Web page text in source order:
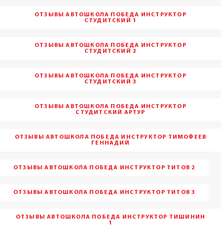
ОТЗЫВЫ АВТОШКОЛА ПОБЕДА ИНСТРУКТОР
СТУДИТСКИЙ 1
ОТЗЫВЫ АВТОШКОЛА ПОБЕДА ИНСТРУКТОР
СТУДИТСКИЙ 2
ОТЗЫВЫ АВТОШКОЛА ПОБЕДА ИНСТРУКТОР
СТУДИТСКИЙ 3
ОТЗЫВЫ АВТОШКОЛА ПОБЕДА ИНСТРУКТОР
СТУДИТСКИЙ АРТУР
ОТЗЫВЫ АВТОШКОЛА ПОБЕДА ИНСТРУКТОР ТИМОФЕЕВ
ГЕННАДИЙ
ОТЗЫВЫ АВТОШКОЛА ПОБЕДА ИНСТРУКТОР ТИТОВ 2
ОТЗЫВЫ АВТОШКОЛА ПОБЕДА ИНСТРУКТОР ТИТОВ 3
ОТЗЫВЫ АВТОШКОЛА ПОБЕДА ИНСТРУКТОР ТИШИНИН
1